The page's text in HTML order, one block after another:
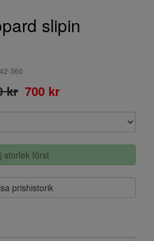
slipin
360
kr 700 kr
storlek först
prishistorik